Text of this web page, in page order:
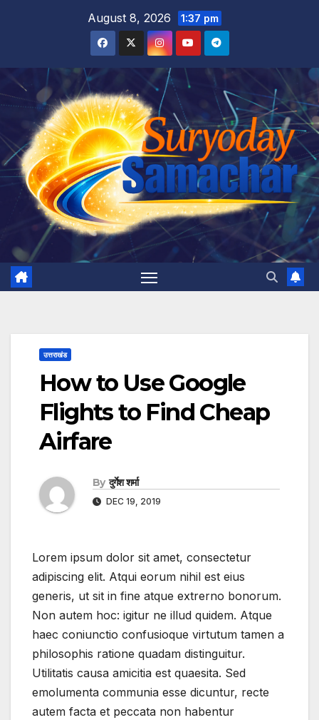
August 8, 2026 1:37 pm
उत्तराखंड
How to Use Google
Flights to Find Cheap
Airfare
By दुर्गेश शर्मा
DEC 19, 2019
Lorem ipsum dolor sit amet, consectetur
adipiscing elit. Atqui eorum nihil est eius
generis, ut sit in fine atque extrerno bonorum.
Non autem hoc: igitur ne illud quidem. Atque
haec coniunctio confusioque virtutum tamen a
philosophis ratione quadam distinguitur.
Utilitatis causa amicitia est quaesita. Sed
emolumenta communia esse dicuntur, recte
autem facta et peccata non habentur